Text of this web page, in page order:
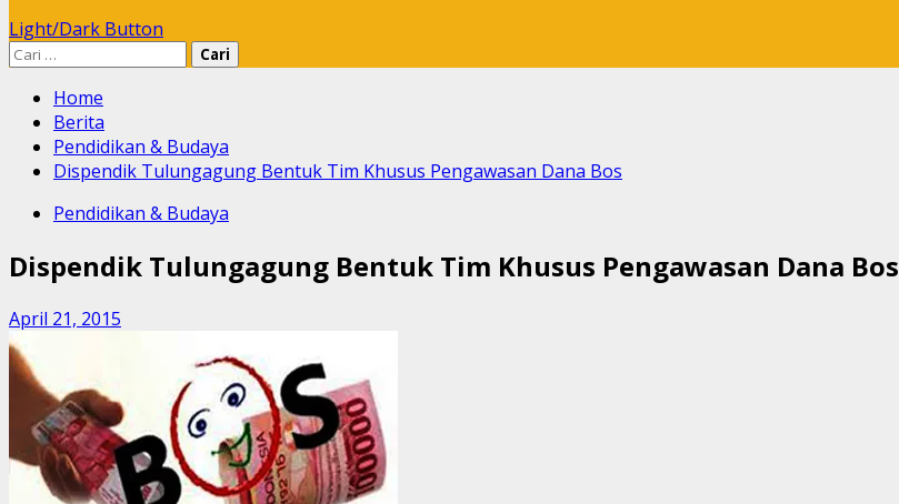
Light/Dark Button
Cari
Home
Berita
Pendidikan & Budaya
Dispendik Tulungagung Bentuk Tim Khusus Pengawasan Dana Bos
Pendidikan & Budaya
Dispendik Tulungagung Bentuk Tim Khusus Pengawasan Dana Bos
April 21, 2015